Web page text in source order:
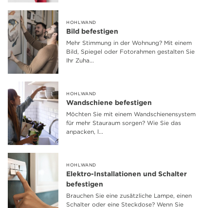
HOHLWAND
Bild befestigen
Mehr Stimmung in der Wohnung? Mit einem
Bild, Spiegel oder Fotorahmen gestalten Sie
Ihr Zuha...
HOHLWAND
Wandschiene befestigen
Möchten Sie mit einem Wandschienensystem
für mehr Stauraum sorgen? Wie Sie das
anpacken, l...
HOHLWAND
Elektro-Installationen und Schalter
befestigen
Brauchen Sie eine zusätzliche Lampe, einen
Schalter oder eine Steckdose? Wenn Sie